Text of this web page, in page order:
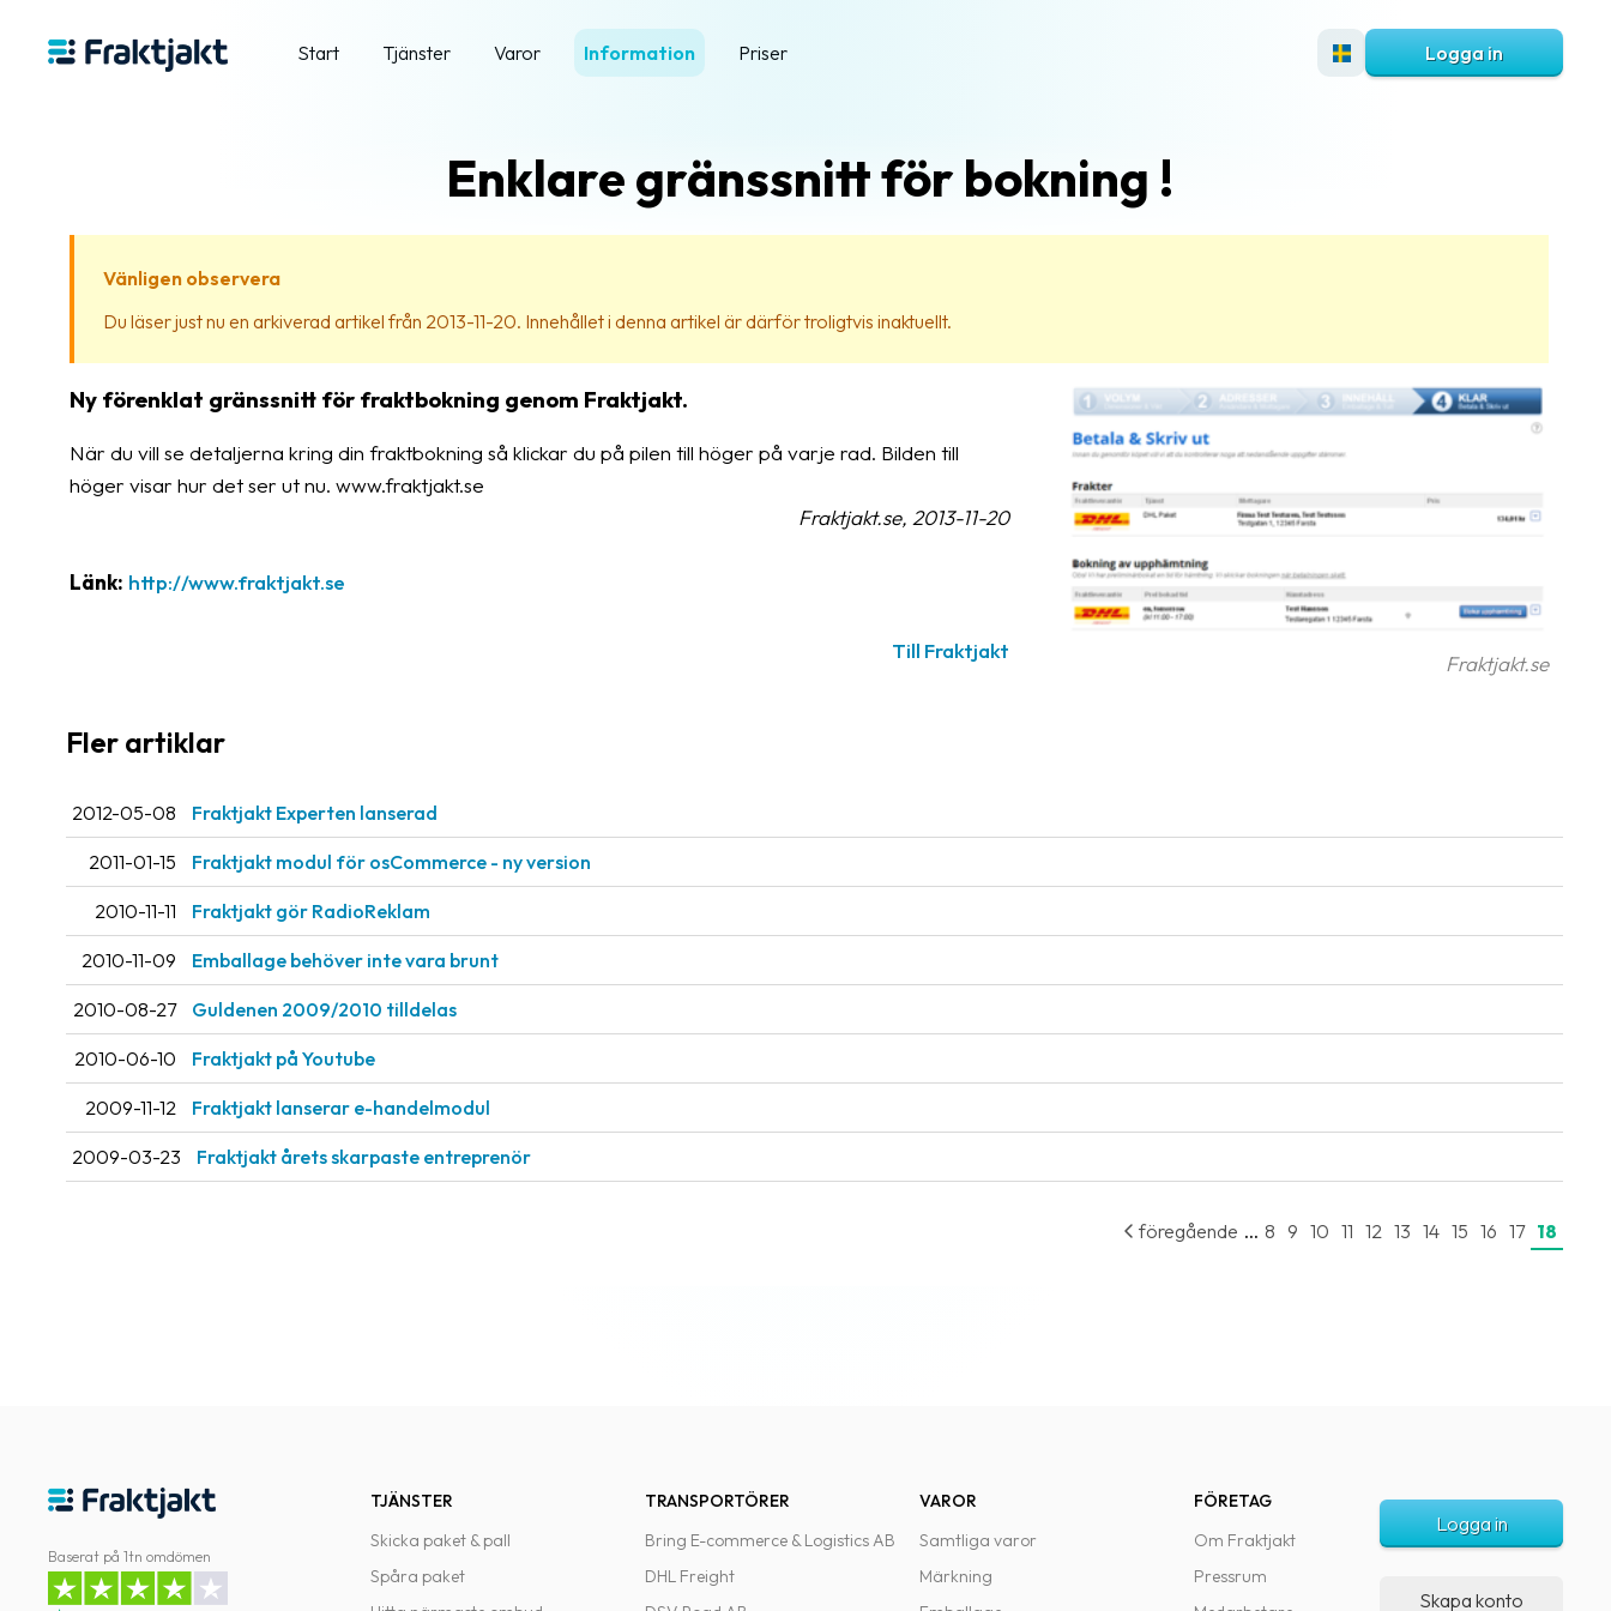
Start Tjänster Varor Information Priser Logga in
Enklare gränssnitt för bokning !
Vänligen observera
Du läser just nu en arkiverad artikel från 2013-11-20. Innehållet i denna artikel är därför troligtvis inaktuellt.
Fraktjakt.se
Ny förenklat gränssnitt för fraktbokning genom Fraktjakt.
När du vill se detaljerna kring din fraktbokning så klickar du på pilen till höger på varje rad. Bilden till
höger visar hur det ser ut nu. www.fraktjakt.se
Fraktjakt.se, 2013-11-20
Länk: http://www.fraktjakt.se
Till Fraktjakt
Fler artiklar
2012-05-08 Fraktjakt Experten lanserad
2011-01-15 Fraktjakt modul för osCommerce - ny version
2010-11-11 Fraktjakt gör RadioReklam
2010-11-09 Emballage behöver inte vara brunt
2010-08-27 Guldenen 2009/2010 tilldelas
2010-06-10 Fraktjakt på Youtube
2009-11-12 Fraktjakt lanserar e-handelmodul
2009-03-23 Fraktjakt årets skarpaste entreprenör
föregående ... 8 9 10 11 12 13 14 15 16 17 18
Baserat på 1tn omdömen
TJÄNSTER
Skicka paket & pall
Spåra paket
TRANSPORTÖRER
Bring E-commerce & Logistics AB
DHL Freight
VAROR
Samtliga varor
Märkning
FÖRETAG
Om Fraktjakt
Pressrum
Logga in
Skapa konto